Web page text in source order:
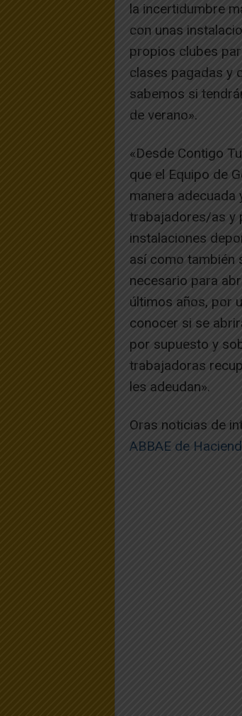
la incertidumbre
con unas
propios clubes
clases pagadas y
sabemos si
de verano».
«Desde Contigo
que el Equipo de
manera adecuada
trabajadores/as y
instalaciones
así como también
necesario para
últimos años, por
conocer si se
por supuesto y
trabajadoras
les adeudan».
Oras noticias de
ABBAE de